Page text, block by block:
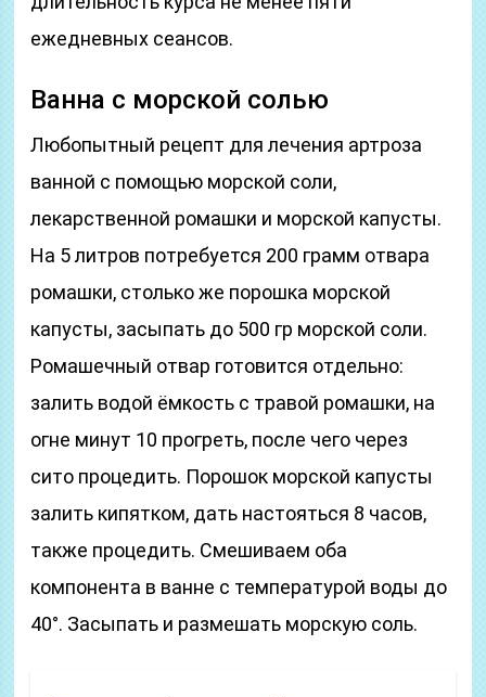
ежедневных сеансов.
Ванна с морской солью
Любопытный рецепт для лечения артроза
ванной с помощью морской соли,
лекарственной ромашки и морской капусты.
На 5 литров потребуется 200 грамм отвара
ромашки, столько же порошка морской
капусты, засыпать до 500 гр морской соли.
Ромашечный отвар готовится отдельно:
залить водой ёмкость с травой ромашки, на
огне минут 10 прогреть, после чего через
сито процедить. Порошок морской капусты
залить кипятком, дать настояться 8 часов,
также процедить. Смешиваем оба
компонента в ванне с температурой воды до
40°. Засыпать и размешать морскую соль.